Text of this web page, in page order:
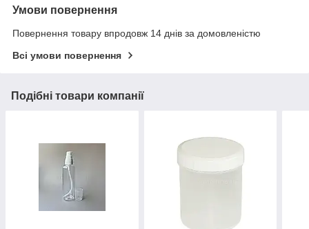
Умови повернення
Повернення товару впродовж 14 днів за домовленістю
Всі умови повернення
Подібні товари компанії